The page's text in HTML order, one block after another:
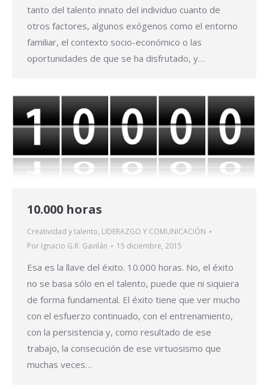
tanto del talento innato del individuo cuanto de
otros factores, algunos exógenos como el entorno
familiar, el contexto socio-económico o las
oportunidades de que se ha disfrutado, y…
10.000 horas
Creatividad y talento, LIDERAZGO Y COMUNICACIÓN
Por Ignacio G.R. Gavilán 15 diciembre, 2015
Esa es la llave del éxito. 10.000 horas. No, el éxito
no se basa sólo en el talento, puede que ni siquiera
de forma fundamental. El éxito tiene que ver mucho
con el esfuerzo continuado, con el entrenamiento,
con la persistencia y, como resultado de ese
trabajo, la consecución de ese virtuosismo que
muchas veces…